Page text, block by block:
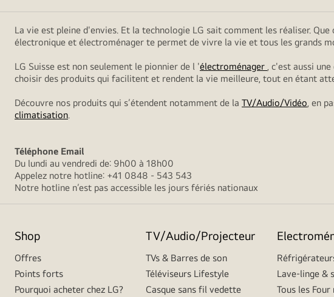
La vie est pleine d'envies. Et la technologie LG sait comment les réaliser.
électronique et électroménager te permet de vivre la vie et tous les grands
LG Suisse est non seulement le pionnier de l 'électroménager , c'est aussi
choisir des produits qui facilitent et rendent la vie meilleure, tout en étant
Découvre nos produits qui s’étendent notamment de la TV/Audio/Vidéo, en
climatisation.
Téléphone Email
Du lundi au vendredi de: 9h00 à 18h00
Appelez notre hotline: +41 0848 - 543 543
Notre hotline n’est pas accessible les jours fériés nationaux
Shop
Offres
Points forts
Pourquoi acheter chez LG?
TV/Audio/Projecteur
TVs & Barres de son
Téléviseurs Lifestyle
Casque sans fil vedette
Lave-linge &
Tous les